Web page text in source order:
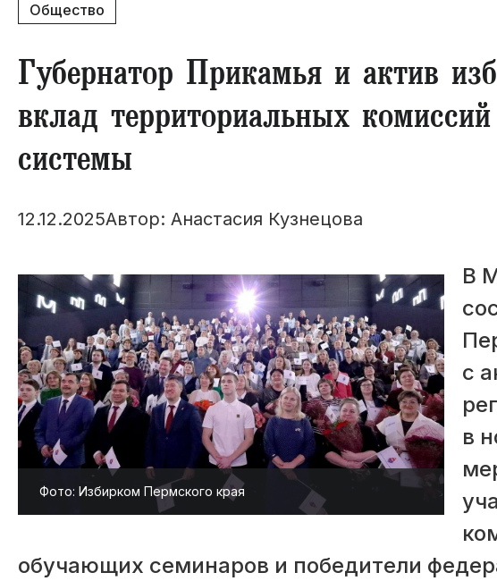
Общество
​Губернатор Прикамья и актив
вклад территориальных
системы
12.12.2025Автор: Анастасия Кузнецова
Фото: Избирком Пермского края
В
с
в
обучающих семинаров и победители